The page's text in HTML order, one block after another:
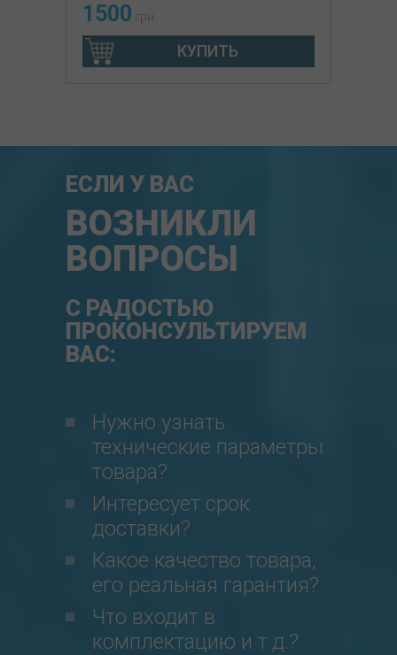
1500 грн
КУПИТЬ
ЕСЛИ У ВАС
ВОЗНИКЛИ
ВОПРОСЫ
С РАДОСТЬЮ
ПРОКОНСУЛЬТИРУЕМ
ВАС:
Нужно узнать
технические параметры
товара?
Интересует срок
доставки?
Какое качество товара,
его реальная гарантия?
Что входит в
комплектацию и т.д.?